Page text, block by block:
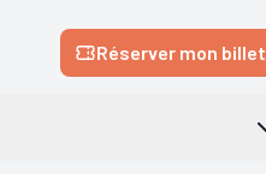
Réserver mon billet